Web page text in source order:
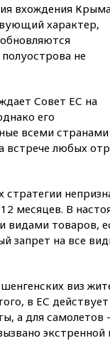
вхождения
характер,
не
Совет ЕС на
его
всеми
любых
месяцев. В
товаров,
запрет на все
шенгенских виз
в ЕС
а для